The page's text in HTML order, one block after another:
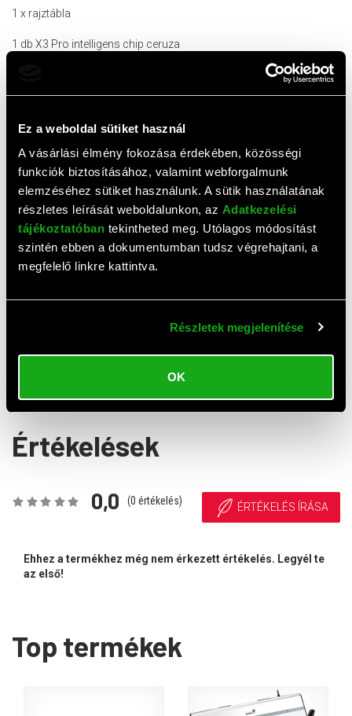
Ez a weboldal sütiket használ
A vásárlási élmény fokozása érdekében, közösségi
funkciók biztosításához, valamint webforgalmunk
elemzéséhez sütiket használunk. A sütik használatának
részletes leírását weboldalunkon, az Adatkezelési
tájékoztatóban tekintheted meg. Utólagos módosítást
szintén ebben a dokumentumban tudsz végrehajtani, a
megfelelő linkre kattintva.
Részletek megjelenítése
OK
1 x rajztábla
1 db X3 Pro intelligens chip ceruza
4 x filchegy
1 db vezeték nélküli gyorsbillentyű-távirányító*
1 db Bluetooth-vevő (hardverkulcs)*
1 x USB-C – USB-C kábel
* Egyes modellekhez külön vásárolható meg.
Értékelések
0,0 (0 értékelés) ÉRTÉKELÉS ÍRÁSA
Ehhez a termékhez még nem érkezett értékelés. Legyél te
az első!
Top termékek